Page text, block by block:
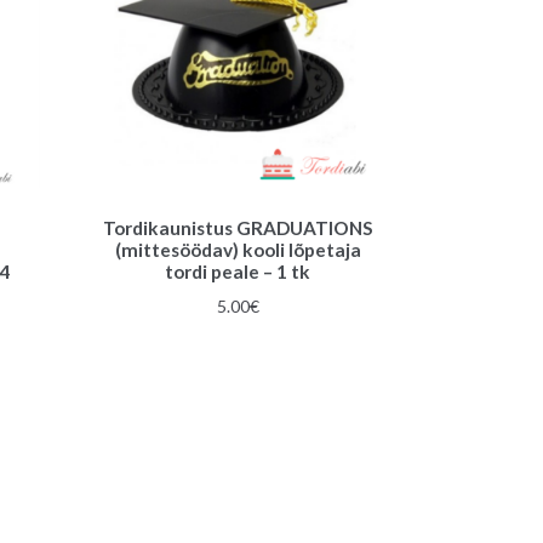
Tordikaunistus GRADUATIONS
(mittesöödav) kooli lõpetaja
tordi peale – 1 tk
5.00€